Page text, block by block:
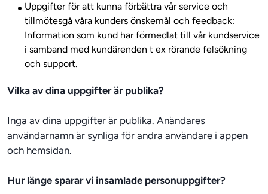
Uppgifter för att kunna förbättra vår service och
tillmötesgå våra kunders önskemål och feedback:
Information som kund har förmedlat till vår kundservice
i samband med kundärenden t ex rörande felsökning
och support.
Vilka av dina uppgifter är publika?
Inga av dina uppgifter är publika. Anändares
användarnamn är synliga för andra användare i appen
och hemsidan.
Hur länge sparar vi insamlade personuppgifter?